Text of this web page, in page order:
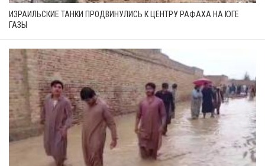
ИЗРАИЛЬСКИЕ ТАНКИ ПРОДВИНУЛИСЬ К ЦЕНТРУ РАФАХА НА ЮГЕ
ГАЗЫ